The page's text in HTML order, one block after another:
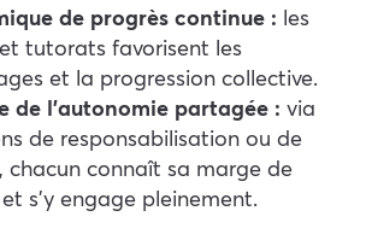
de progrès continue : les
tutorats favorisent les
et la progression collective.
de l’autonomie partagée : via
de responsabilisation ou de
chacun connaît sa marge de
s’y engage pleinement.